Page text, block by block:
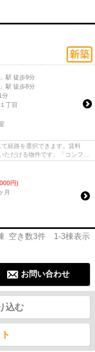
」駅 徒歩9分
」駅 徒歩8分
分
１丁目
経路を選択できます。賃料
ただける物件です。「コンフォ
円)
月
空き数3件 1-3棟表示
お問い合わせ
込む